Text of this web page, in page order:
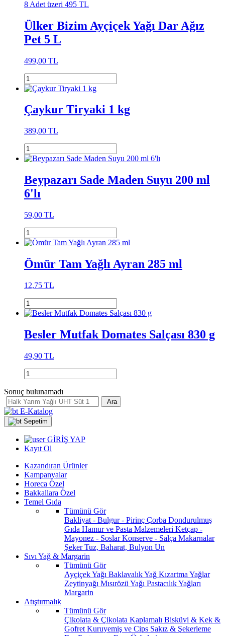
8 Adet üzeri 495 TL
Ülker Bizim Ayçiçek Yağı Dar Ağız
Pet 5 L
499,00 TL
Çaykur Tiryaki 1 kg
389,00 TL
Beypazarı Sade Maden Suyu 200 ml
6'lı
59,00 TL
Ömür Tam Yağlı Ayran 285 ml
12,75 TL
Besler Mutfak Domates Salçası 830 g
49,90 TL
Sonuç bulunamadı
Ara
E-Katalog
Sepetim
GİRİŞ YAP
Kayıt Ol
Kazandıran Ürünler
Kampanyalar
Horeca Özel
Bakkallara Özel
Temel Gıda
Tümünü Gör
Bakliyat - Bulgur - Pirinç Çorba Dondurulmuş
Gıda Hamur ve Pasta Malzemeleri Ketçap -
Mayonez - SoslarKonserve - Salça Makarnalar
ŞekerTuz, Baharat, Bulyon Un
Sıvı Yağ & Margarin
Tümünü Gör
Ayçiçek Yağı Baklavalık Yağ Kızartma Yağlar
Zeytinyağı Mısırözü Yağı Pastacılık Yağları
Margarin
Atıştırmalık
Tümünü Gör
Çikolata & Çikolata Kaplamalı Bisküvi & Kek &
Gofret Kuruyemiş ve Cips Sakız & Şekerleme